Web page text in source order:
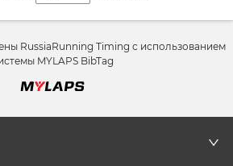
RussiaRunning Timing с использованием
MYLAPS BibTag